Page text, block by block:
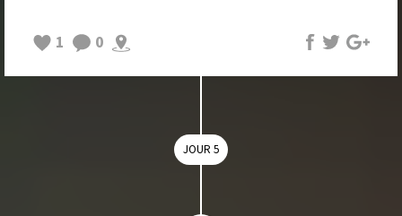
1 0
JOUR 5